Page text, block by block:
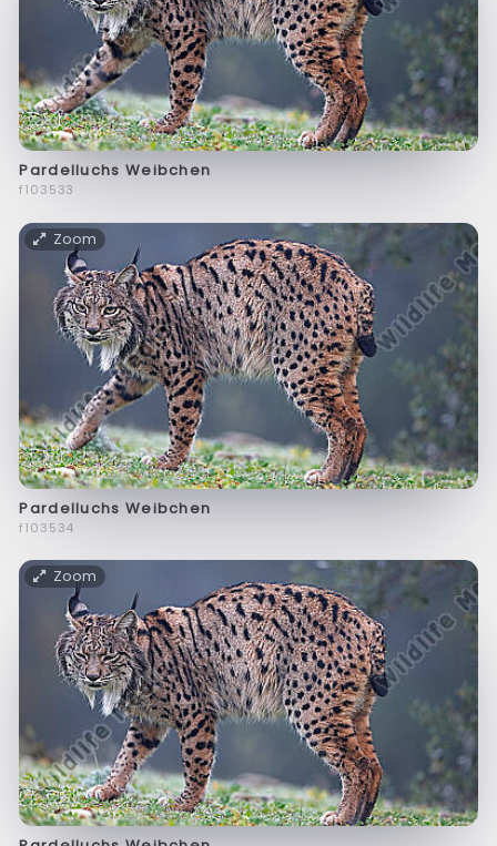
Pardelluchs Weibchen
f103533
Zoom
Pardelluchs Weibchen
f103534
Zoom